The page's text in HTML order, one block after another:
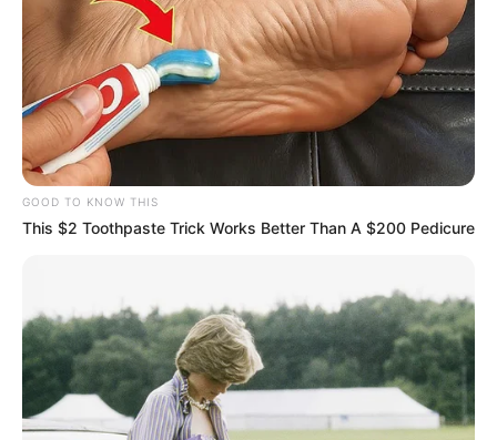
GOOD TO KNOW THIS
This $2 Toothpaste Trick Works Better Than A $200 Pedicure